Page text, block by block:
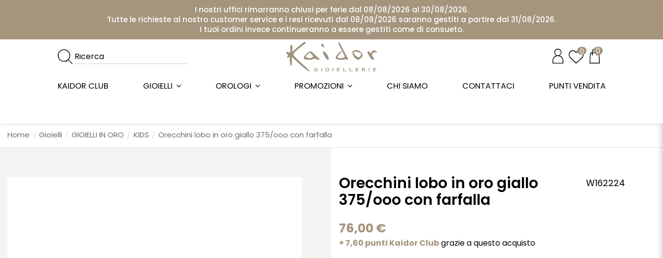
I nostri uffici rimarranno chiusi per ferie dal 08/08/2026 al 30/08/2026.
Tutte le richieste al nostro customer service e i resi ricevuti dal 08/08/2026 saranno gestiti a partire dal 31/08/2026.
I tuoi ordini invece continueranno a essere gestiti come di consueto.
0 0
KAIDOR CLUB GIOIELLI OROLOGI PROMOZIONI CHI SIAMO CONTATTACI PUNTI VENDITA
Home Gioielli GIOIELLI IN ORO KIDS Orecchini lobo in oro giallo 375/ooo con farfalla
Orecchini lobo in oro giallo
375/ooo con farfalla
W162224
76,00 €
+ 7,60 punti Kaidor Clubgrazie a questo acquisto